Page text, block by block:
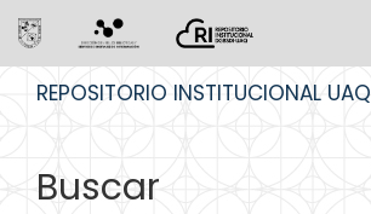
REPOSITORIO INSTITUCIONAL UAQ
Buscar